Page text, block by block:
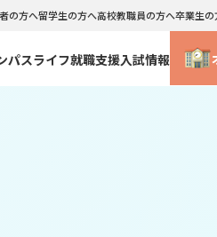
の方へ留学生の方へ高校教職員の方へ卒業生の
パスライフ就職支援入試情報